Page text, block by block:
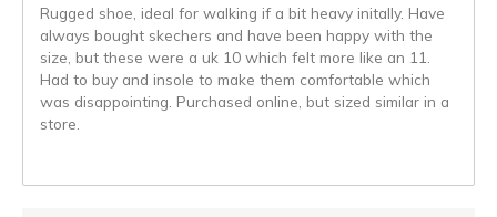
de
niejee
page_id.
kunt
de
van
Rugged shoe, ideal for walking if a bit heavy initally. Have
always bought skechers and have been happy with the
size, but these were a uk 10 which felt more like an 11.
Had to buy and insole to make them comfortable which
was disappointing. Purchased online, but sized similar in a
store.